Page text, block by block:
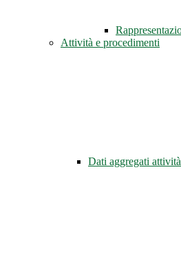
Attività e procedimenti
Dati aggregati